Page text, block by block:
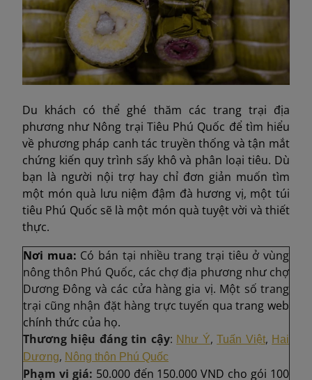
Du khách có thể ghé thăm các trang trại địa
phương như Nông trại Tiêu Phú Quốc để tìm hiểu
về phương pháp canh tác truyền thống và tận mắt
chứng kiến quy trình sấy khô và phân loại tiêu. Dù
bạn là người nội trợ hay chỉ đơn giản muốn tìm
một món quà lưu niệm đậm đà hương vị, một túi
tiêu Phú Quốc sẽ là một món quà tuyệt vời và thiết
thực.
Nơi mua: Có bán tại nhiều trang trại tiêu ở vùng
nông thôn Phú Quốc, các chợ địa phương như chợ
Dương Đông và các cửa hàng gia vị. Một số trang
trại cũng nhận đặt hàng trực tuyến qua trang web
chính thức của họ.
Thương hiệu đáng tin cậy: Như Ý,Tuấn Việt, Hai
Dương, Nông thôn Phú Quốc
Phạm vi giá: 50.000 đến 150.000 VND cho gói 100